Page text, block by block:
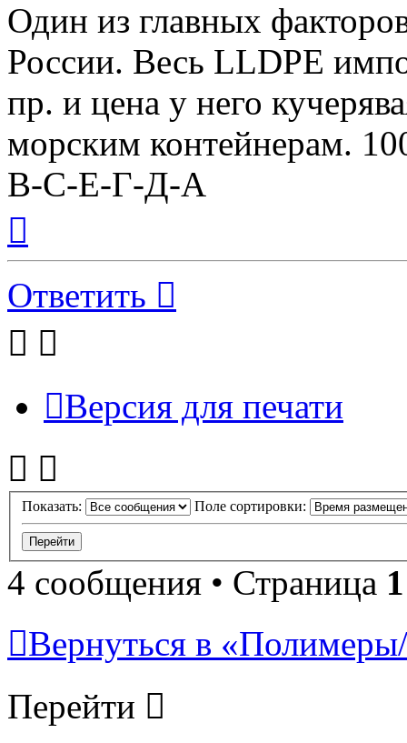
Один из главных
России. Весь LLDPE
пр. и цена у него
морским контейнерам.
В-С-Е-Г-Д-А
началу
Ответить
Версия для печати
Показать: Поле сортировки:
4 сообщения • Страница 1
Вернуться в
Перейти